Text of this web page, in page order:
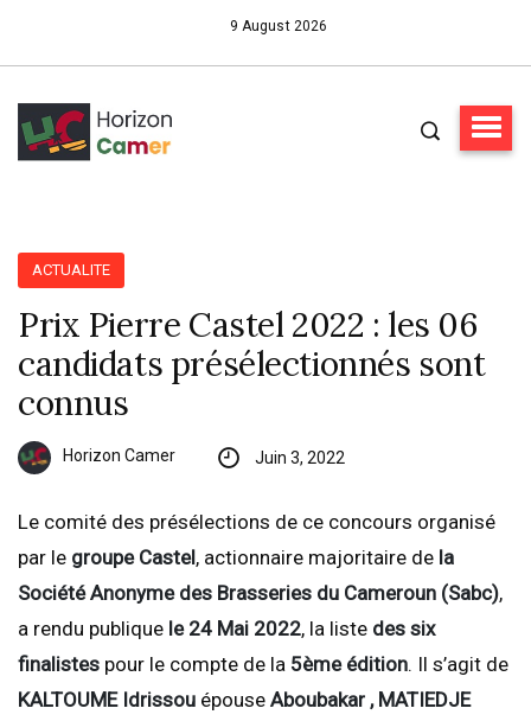
9 August 2026
ACTUALITE
Prix Pierre Castel 2022 : les 06
candidats présélectionnés sont
connus
Horizon Camer Juin 3, 2022
Le comité des présélections de ce concours organisé
par le groupe Castel, actionnaire majoritaire de la
Société Anonyme des Brasseries du Cameroun (Sabc),
a rendu publique le 24 Mai 2022, la liste des six
finalistes pour le compte de la 5ème édition. Il s’agit de
KALTOUME Idrissou épouse Aboubakar , MATIEDJE